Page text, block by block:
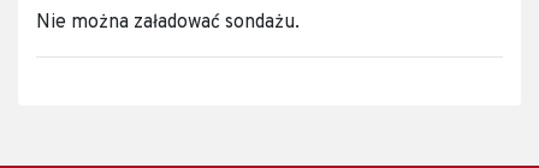
Nie można załadować sondażu.